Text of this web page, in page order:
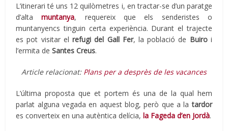
L’itinerari té uns 12 quilòmetres i, en tractar-se d’un paratge
d’altamuntanya, requereix que els senderistes o
muntanyencs tinguin certa experiència. Durant el trajecte
es pot visitar elrefugi del Gall Fer, la població de Buiroi
l’ermita deSantes Creus.
Article relacionat: Plans per a desprès de les vacances
L’última proposta que et portem és una de la qual hem
parlat alguna vegada en aquest blog, però que a latardor
es converteix en una autèntica delícia,la Fageda d’en Jordà.